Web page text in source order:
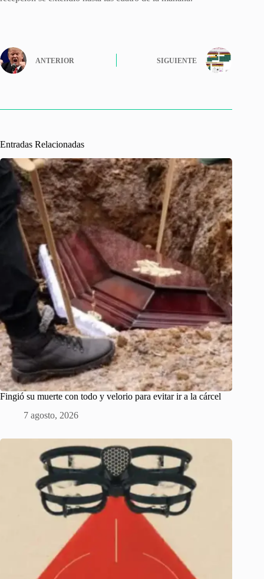
ANTERIOR SIGUIENTE
Entradas Relacionadas
Fingió su muerte con todo y velorio para evitar ir a la cárcel
7 agosto, 2026